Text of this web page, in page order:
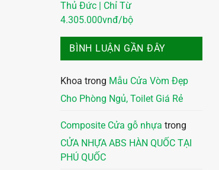
Thủ Đức | Chỉ Từ
4.305.000vnđ/bộ
BÌNH LUẬN GẦN ĐÂY
Khoa trong Mẫu Cửa Vòm Đẹp
Cho Phòng Ngủ, Toilet Giá Rẻ
Composite Cửa gỗ nhựa trong
CỬA NHỰA ABS HÀN QUỐC TẠI
PHÚ QUỐC